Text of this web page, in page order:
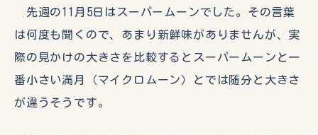
先週の11月5日はスーパームーンでした。その言葉
は何度も聞くので、あまり新鮮味がありませんが、実
際の見かけの大きさを比較するとスーパームーンと一
番小さい満月（マイクロムーン）とでは随分と大きさ
が違うそうです。